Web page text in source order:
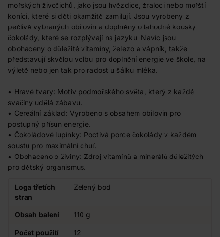
mořských živočichů, jako jsou hvězdice, žraloci nebo mořští
koníci, které si děti okamžitě zamilují. Jsou vyrobeny z
pečlivě vybraných obilovin a doplněny o lahodné kousky
čokolády, které se rozplývají na jazyku. Navíc jsou
obohaceny o důležité vitamíny, železo a vápník, takže
představují skvělou volbu pro doplnění energie ve škole, na
výletě nebo jen tak pro radost u šálku mléka.
• Hravé tvary: Motiv podmořského světa, který z každé
svačiny udělá zábavu.
• Cereální základ: Vyrobeno s obsahem obilovin pro
postupný přísun energie.
• Čokoládové lupínky: Poctivá porce čokolády v každém
soustu pro maximální chuť.
• Obohaceno o živiny: Zdroj vitamínů a minerálů důležitých
pro dětský organismus.
Loga třetích
stran
Zelený bod
Obsah balení 110 g
Počet použití 12